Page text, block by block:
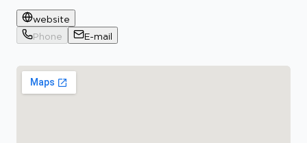
website
Phone
E-mail